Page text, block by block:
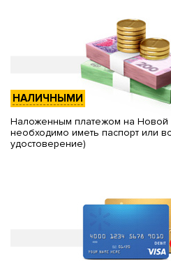
НАЛИЧНЫМИ
Наложенным платежом на Новой
необходимо иметь паспорт или
удостоверение)